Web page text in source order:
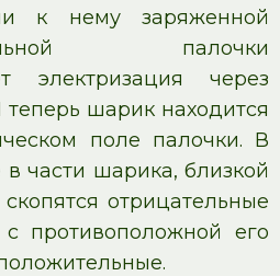
к нему заряженной
палочки
электризация через
теперь шарик находится
поле палочки. В
в части шарика, близкой
отрицательные
противоположной его